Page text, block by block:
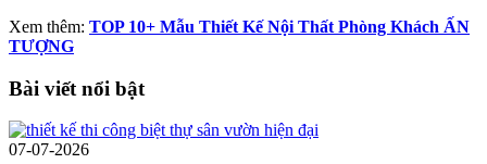
Xem thêm: TOP 10+ Mẫu Thiết Kế Nội Thất Phòng Khách ẤN
TƯỢNG
Bài viết nổi bật
07-07-2026